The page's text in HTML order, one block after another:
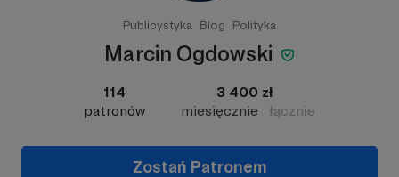
Publicystyka Blog Polityka
Marcin Ogdowski
114
patronów
3 400 zł
miesięcznie
łącznie
Zostań Patronem